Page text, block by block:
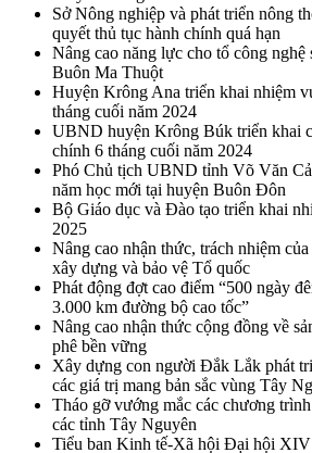
Sở Nông nghiệp và phát triển nông
quyết thủ tục hành chính quá hạn
Nâng cao năng lực cho tổ công nghệ
Buôn Ma Thuột
Huyện Krông Ana triển khai nhiệm
tháng cuối năm 2024
UBND huyện Krông Búk triển khai
chính 6 tháng cuối năm 2024
Phó Chủ tịch UBND tỉnh Võ Văn
năm học mới tại huyện Buôn Đôn
Bộ Giáo dục và Đào tạo triển khai
2025
Nâng cao nhận thức, trách nhiệm
xây dựng và bảo vệ Tổ quốc
Phát động đợt cao điểm “500 ngày
3.000 km đường bộ cao tốc”
Nâng cao nhận thức cộng đồng về
phê bền vững
Xây dựng con người Đắk Lắk phát
các giá trị mang bản sắc vùng Tây
Tháo gỡ vướng mắc các chương
các tỉnh Tây Nguyên
Tiểu ban Kinh tế-Xã hội Đại hội